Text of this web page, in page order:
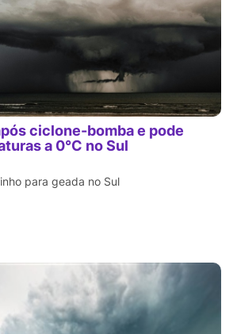
ciclone-bomba e pode
a 0°C no Sul
para geada no Sul